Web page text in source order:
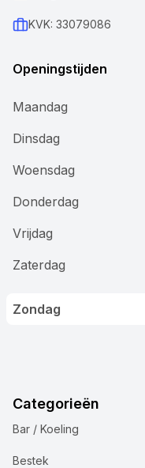
KVK: 33079086
Openingstijden
Maandag
Dinsdag
Woensdag
Donderdag
Vrijdag
Zaterdag
Zondag
Categorieën
Bar / Koeling
Bestek